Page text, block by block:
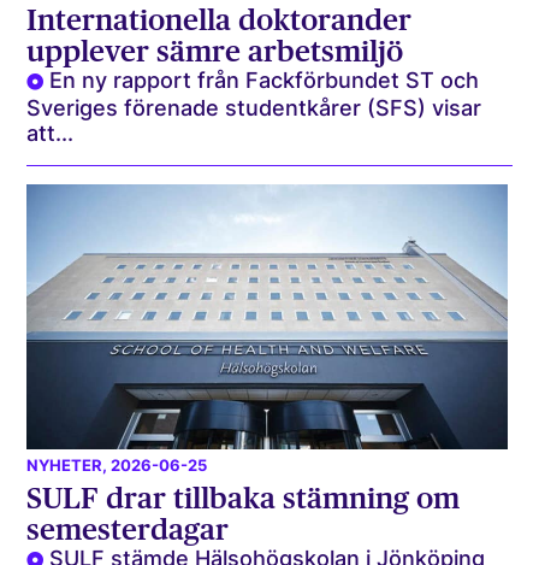
Internationella doktorander
upplever sämre arbetsmiljö
En ny rapport från Fackförbundet ST och
Sveriges förenade studentkårer (SFS) visar
att...
NYHETER, 2026-06-25
SULF drar tillbaka stämning om
semesterdagar
SULF stämde Hälsohögskolan i Jönköping